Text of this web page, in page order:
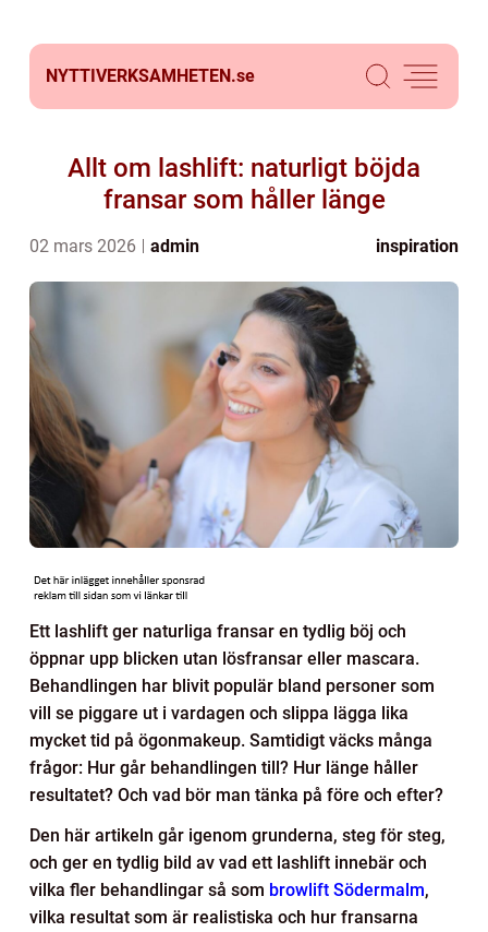
NYTTIVERKSAMHETEN.se
Allt om lashlift: naturligt böjda
fransar som håller länge
02 mars 2026 admin inspiration
Ett lashlift ger naturliga fransar en tydlig böj och
öppnar upp blicken utan lösfransar eller mascara.
Behandlingen har blivit populär bland personer som
vill se piggare ut i vardagen och slippa lägga lika
mycket tid på ögonmakeup. Samtidigt väcks många
frågor: Hur går behandlingen till? Hur länge håller
resultatet? Och vad bör man tänka på före och efter?
Den här artikeln går igenom grunderna, steg för steg,
och ger en tydlig bild av vad ett lashlift innebär och
vilka fler behandlingar så som browlift Södermalm,
vilka resultat som är realistiska och hur fransarna